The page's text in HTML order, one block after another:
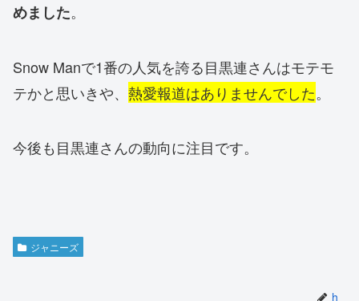
めました。
Snow Manで1番の人気を誇る目黒連さんはモテモ
テかと思いきや、 熱愛報道はありませんでした。
今後も目黒連さんの動向に注目です。
ジャニーズ
h